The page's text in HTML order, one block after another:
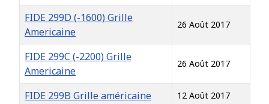
FIDE 299D (-1600) Grille
Americaine
26 Août 2017
FIDE 299C (-2200) Grille
Americaine
26 Août 2017
FIDE 299B Grille américaine 12 Août 2017